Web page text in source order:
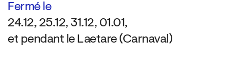
Fermé le
24.12, 25.12, 31.12, 01.01,
et pendant le Laetare (Carnaval)